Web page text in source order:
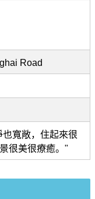
Road
寬敞，住起來很
很美很療癒。"